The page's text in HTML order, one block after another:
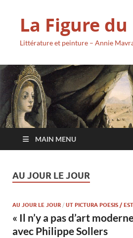
La Figure
Littérature et peinture – Annie
MAIN MENU
AU JOUR LE JOUR
AU JOUR LE JOUR / UT PICTURA POESIS /
« Il n’y a pas d’art
avec Philippe Sollers